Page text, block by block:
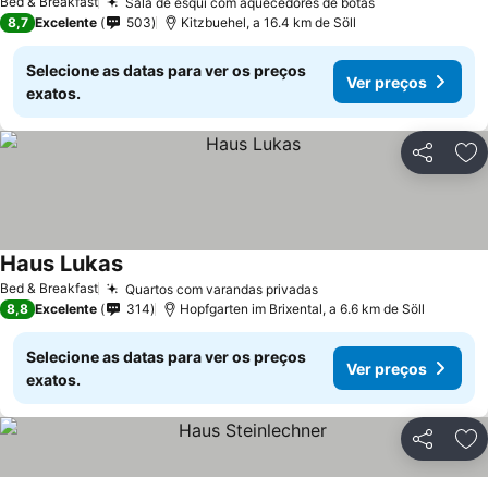
Ver preços
8,7 Excelente 503 Kitzbuehel, a 16.4 km de Söll
Selecione as datas para ver os preços
exatos.
Ver preços
Partilhar
Bed & Breakfast Quartos com varandas privadasVer preços
Haus LukasVer preços
8,8 Excelente 314 Hopfgarten im Brixental, a 6.6 km de Söll
Selecione as datas para ver os preços
exatos.
Ver preços
Partilhar